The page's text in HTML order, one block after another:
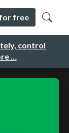
control
…
free